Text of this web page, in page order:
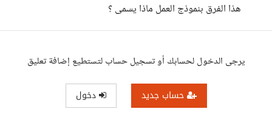
هذا الفرق بنموذج العمل ماذا يسمى ؟
يرجى الدخول لحسابك أو تسجيل حساب لتستطيع إضافة تعليق
حساب جديد دخول